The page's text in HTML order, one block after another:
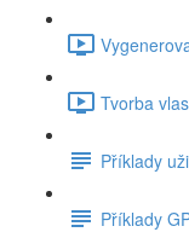
Tvorba
Příklady
Příklady